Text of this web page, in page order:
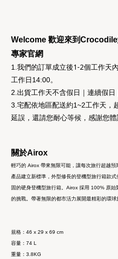
Welcome 歡迎來到
專家官網
1.我們的訂單成立後1-2個工作天
工作日14:00。
2.出貨工作天不含假日｜連續假日
3.宅配依地區配送約1~2工作天，
延誤，還請您耐心等候，感謝您
關於Airox
輕巧的 Airox 帶來無限可能，讓每次旅行超越預
產品建立新標準，外型修長的登機型旅行箱款
固的硬身登機型旅行箱。 Airox 採用 100% 原始
的挑戰。帶著無限的都市活力展開最精彩的環球
規格： 46 x 29 x 69 cm
容量： 74 L
重量：3.8KG